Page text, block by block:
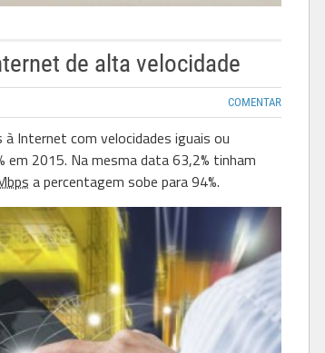
de alta velocidade
COMENTAR
Internet com velocidades iguais ou
em 2015. Na mesma data 63,2% tinham
a percentagem sobe para 94%.